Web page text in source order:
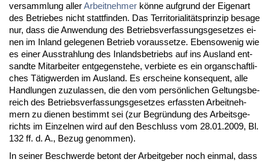
ver­samm­lung al­lerAr­beit­neh­mer könne auf­grund der Ei­gen­art
des Be­trie­bes nicht statt­fin­den. Das Ter­ri­to­ria­litätsprin­zip be­sa­ge
nur, dass die An­wen­dung des Be­triebs­ver­fas­sungs­ge­set­zes ei­
nen im In­land ge­le­ge­nen Be­trieb vor­aus­set­ze. Eben­so­we­nig wie
es ei­ner Aus­strah­lung des In­lands­be­triebs auf ins Aus­land ent­
sand­te Mit­ar­bei­ter ent­ge­gen­ste­he, ver­bie­te es ein or­gan­schaft­li­
ches Tätig­wer­den im Aus­land. Es er­schei­ne kon­se­quent, al­le
Hand­lun­gen zu­zu­las­sen, die den vom persönli­chen Gel­tungs­be­
reich des Be­triebs­ver­fas­sungs­ge­set­zes er­fass­ten Ar­beit­neh­
mern zu die­nen be­stimmt sei (zur Be­gründung des Ar­beits­ge­
richts im Ein­zel­nen wird auf den Be­schluss vom 28.01.2009, Bl.
132 ff. d. A., Be­zug ge­nom­men).
In sei­ner Be­schwer­de be­tont der Ar­beit­ge­ber noch ein­mal, dass